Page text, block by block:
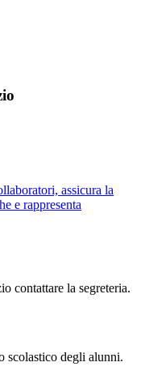
assicura la
e rappresenta
contattare la segreteria.
scolastico degli alunni.